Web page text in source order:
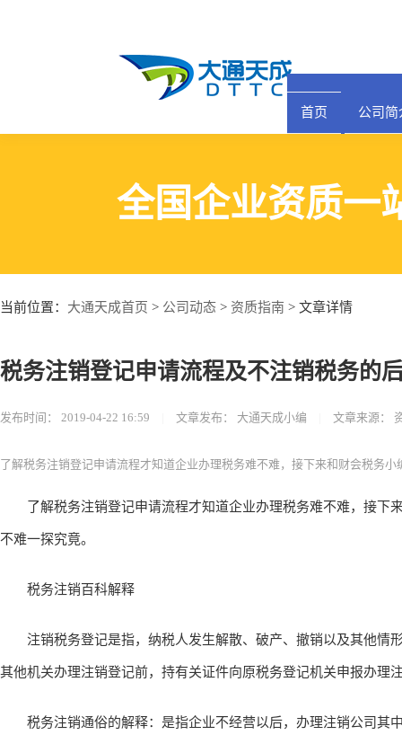
首页 公司简
全国企业资质一
当前位置： 大通天成首页 > 公司动态 > 资质指南 > 文章详情
税务注销登记申请流程及不注销税务的
发布时间： 2019-04-22 16:59 文章发布： 大通天成小编 文章来源：
了解税务注销登记申请流程才知道企业办理税务难不难，接下来和财会税务
了解税务注销登记申请流程才知道企业办理税务难不难，接下
不难一探究竟。
税务注销百科解释
注销税务登记是指，纳税人发生解散、破产、撤销以及其他情
其他机关办理注销登记前，持有关证件向原税务登记机关申报办理
税务注销通俗的解释：是指企业不经营以后，办理注销公司其